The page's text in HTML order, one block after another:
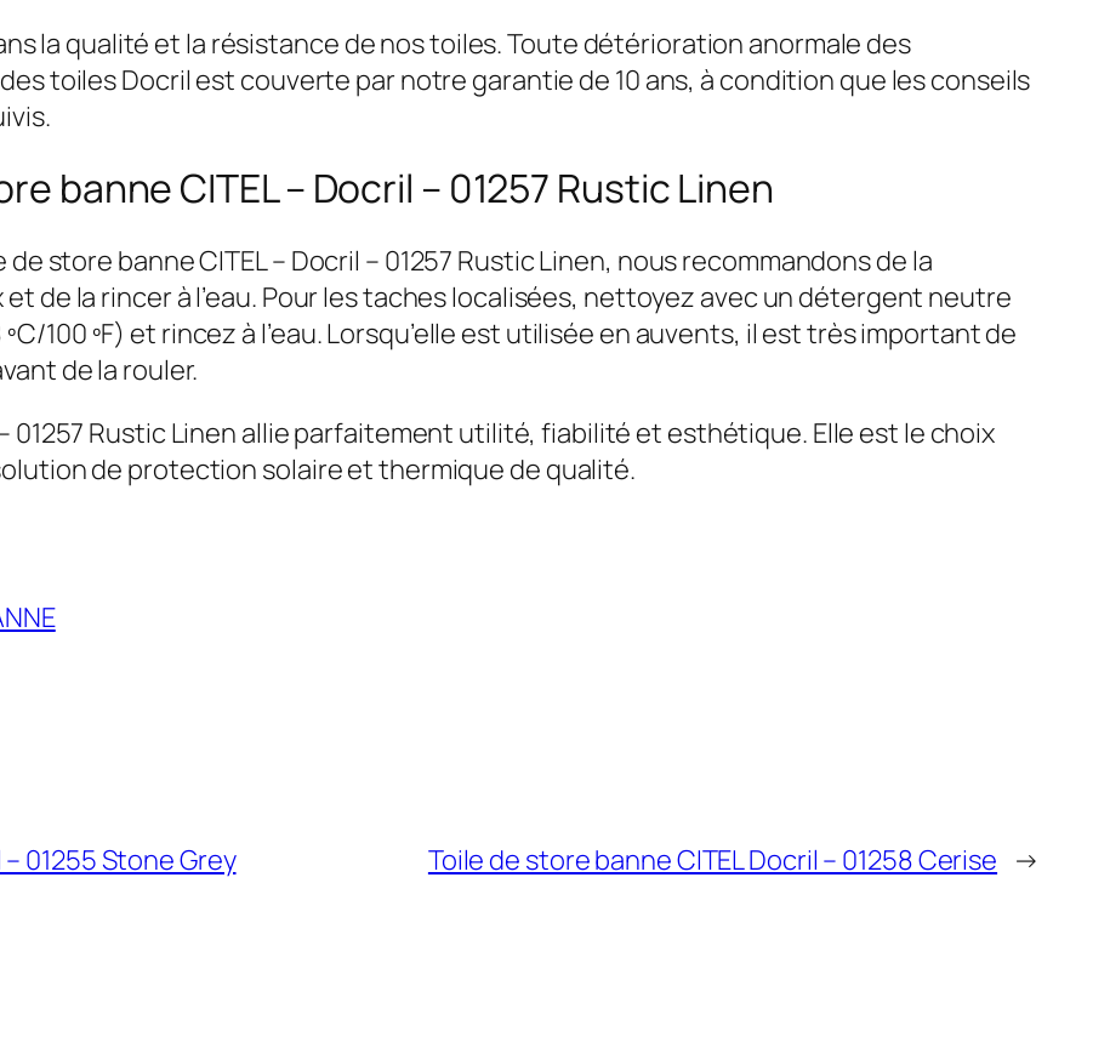
la qualité et la résistance de nos toiles. Toute détérioration anormale des
toiles Docril est couverte par notre garantie de 10 ans, à condition que les conseils
banne CITEL – Docril – 01257 Rustic Linen
store banne CITEL – Docril – 01257 Rustic Linen, nous recommandons de la
de la rincer à l’eau. Pour les taches localisées, nettoyez avec un détergent neutre
100 ºF) et rincez à l’eau. Lorsqu’elle est utilisée en auvents, il est très important de
de la rouler.
01257 Rustic Linen allie parfaitement utilité, fiabilité et esthétique. Elle est le choix
de protection solaire et thermique de qualité.
01255 Stone Grey Toile de store banne CITEL Docril – 01258 Cerise →